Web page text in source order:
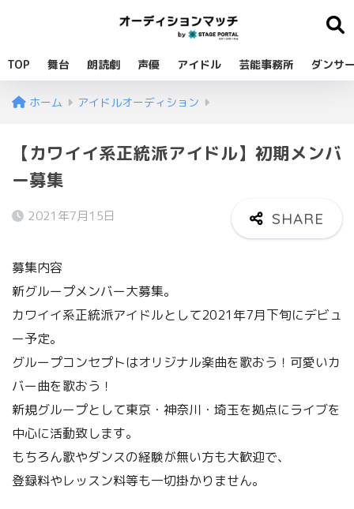
TOP 舞台 朗読劇 声優 アイドル 芸能事務所 ダンサ
ホーム アイドルオーディション
【カワイイ系正統派アイドル】初期メンバ
ー募集
2021年7月15日
募集内容
新グループメンバー大募集。
カワイイ系正統派アイドルとして2021年7月下旬にデビュ
ー予定。
グループコンセプトはオリジナル楽曲を歌おう！可愛いカ
バー曲を歌おう！
新規グループとして東京・神奈川・埼玉を拠点にライブを
中心に活動致します。
もちろん歌やダンスの経験が無い方も大歓迎で、
登録料やレッスン料等も一切掛かりません。